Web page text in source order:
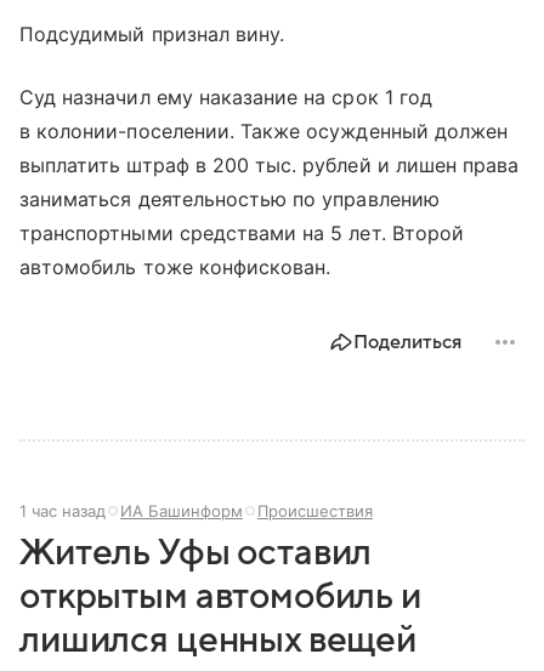
Подсудимый признал вину.
Суд назначил ему наказание на срок 1 год
в колонии-поселении. Также осужденный должен
выплатить штраф в 200 тыс. рублей и лишен права
заниматься деятельностью по управлению
транспортными средствами на 5 лет. Второй
автомобиль тоже конфискован.
Поделиться
1 час назад ИА Башинформ Происшествия
Житель Уфы оставил
открытым автомобиль и
лишился ценных вещей